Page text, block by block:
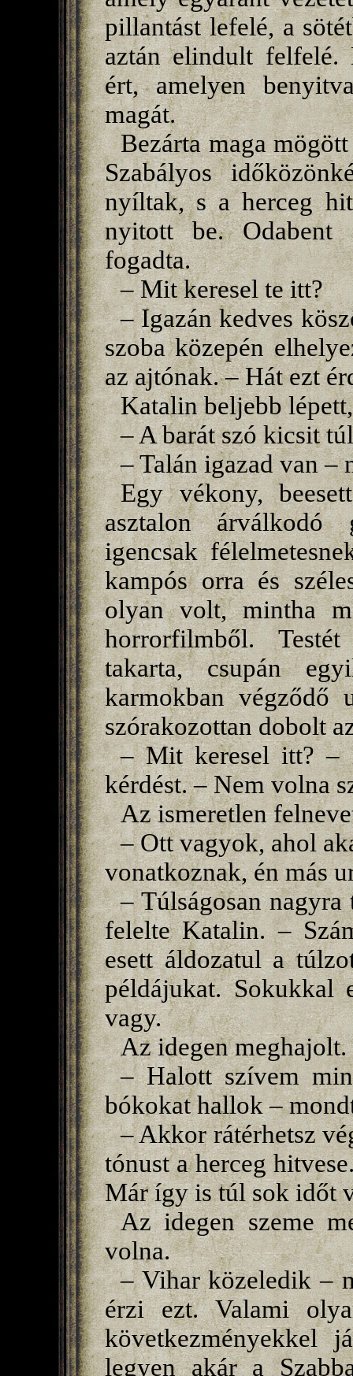
pillantást lefelé, a
aztán elindult felfelé.
ért, amelyen
magát.
Bezárta maga
Szabályos
nyíltak, s a herceg
nyitott be. Odabent
fogadta.
– Mit keresel te itt?
– Igazán kedves
szoba közepén
az ajtónak. – Hát ezt
Katalin beljebb
– A barát szó kicsit
– Talán igazad van –
Egy vékony,
asztalon árválkodó
igencsak
kampós orra és
olyan volt, mintha
horrorfilmből.
takarta, csupán
karmokban végződő
szórakozottan dobolt
– Mit keresel itt? –
kérdést. – Nem volna
Az ismeretlen
– Ott vagyok, ahol
vonatkoznak, én más
– Túlságosan
felelte Katalin. –
esett áldozatul a
példájukat. Sokukkal
vagy.
Az idegen meghajolt.
– Halott szívem
bókokat hallok –
– Akkor rátérhetsz
tónust a herceg
Már így is túl sok időt
Az idegen szeme
volna.
– Vihar közeledik –
érzi ezt. Valami
következményekkel
legyen akár a